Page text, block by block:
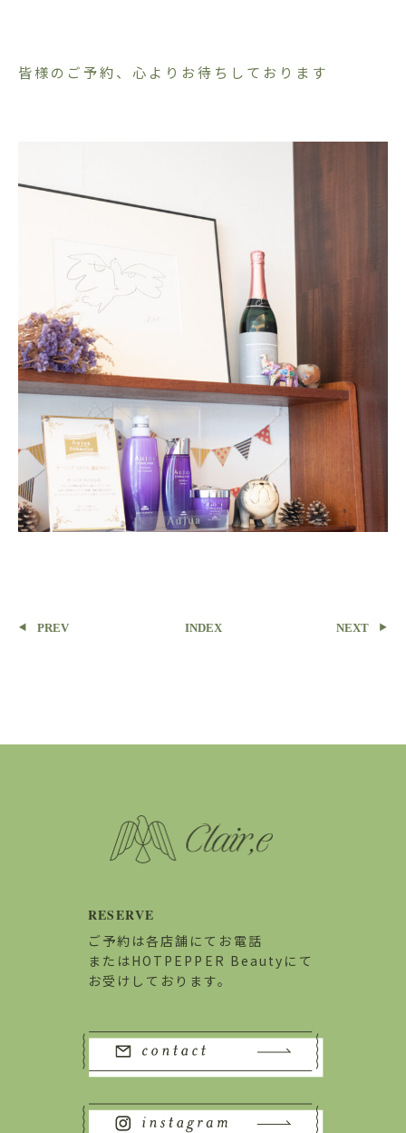
皆様のご予約、心よりお待ちしております
PREV INDEX NEXT
RESERVE
ご予約は各店舗にてお電話
またはHOTPEPPER Beautyにて
お受けしております。